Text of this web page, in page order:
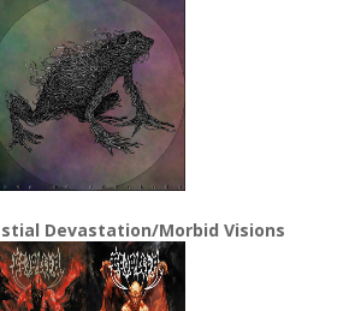
Devastation/Morbid Visions